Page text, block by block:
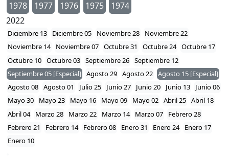
1978
1977 1976 1975
1974
2022
Diciembre 13 Diciembre 05 Noviembre 28
Noviembre 22
Noviembre 14
Noviembre 07 Octubre 31 Octubre 24 Octubre 17
Octubre 10 Octubre 03 Septiembre 26 Septiembre 12
Septiembre 05 [Especial] Agosto 29 Agosto 22 Agosto 15 [Especial]
Agosto 08 Agosto 01 Julio 25 Junio 27 Junio 20 Junio 13
Junio 06
Mayo 30
Mayo 23 Mayo 16 Mayo 09 Mayo 02 Abril 25 Abril 18
Abril 04
Marzo 28 Marzo 22 Marzo 14 Marzo 07
Febrero 28
Febrero 21
Febrero 14 Febrero 08 Enero 31 Enero 24
Enero 17
Enero 10